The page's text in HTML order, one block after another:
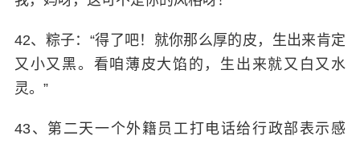
42、粽子：“得了吧！就你那么厚的皮，生出来肯定
又小又黑。看咱薄皮大馅的，生出来就又白又水
灵。”
43、第二天一个外籍员工打电话给行政部表示感